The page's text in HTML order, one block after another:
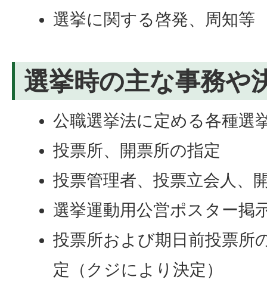
選挙に関する啓発、周知等
選挙時の主な事務や
公職選挙法に定める各種選
投票所、開票所の指定
投票管理者、投票立会人、
選挙運動用公営ポスター掲
投票所および期日前投票所
定（クジにより決定）